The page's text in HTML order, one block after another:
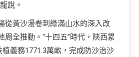
說。
從黃沙漫卷到綠滿山水的深入改
周全推動。“十四五”時代，陜西累
植義務1771.3萬畝，完成防沙治沙